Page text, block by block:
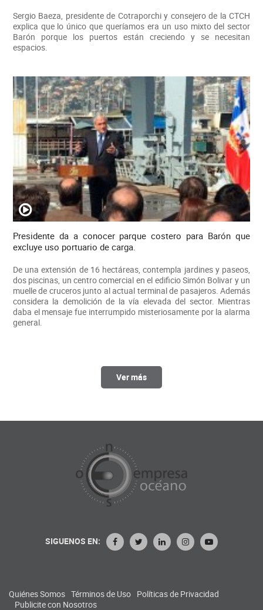
Sergio Baeza, presidente de Cotraporchi y consejero de la CTCH
explica que lo único que queríamos era un uso mixto del sector
Barón porque los puertos están creciendo y se necesitan
espacios.
Presidente da a conocer parque costero para Barón que
excluye uso portuario de carga.
De una extensión de 16 hectáreas, contempla jardines y paseos,
dos piscinas, un centro comercial en el edificio Simón Bolivar y un
muelle de cruceros junto al actual terminal de pasajeros. Además
considera la demolición de la vía elevada del sector. Mientras
daba el mensaje fue interrumpido misteriosamente por la alarma
general.
Ver más
SIGUENOS EN:
Quiénes Somos Términos de Uso Políticas de Privacidad
Publicite con Nosotros